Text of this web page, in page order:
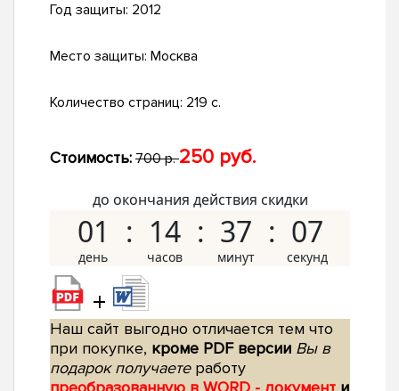
Год защиты: 2012
Место защиты: Москва
Количество страниц: 219 с.
Стоимость: 700 р.250 руб.
до окончания действия скидки
01 14 37 06
+
Наш сайт выгодно отличается тем что
при покупке, кроме PDF версии Вы в
подарок получаетеработу